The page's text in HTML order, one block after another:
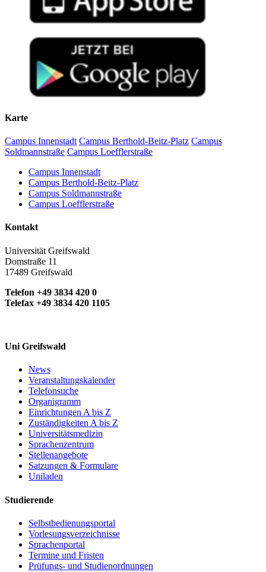
Karte
Campus Innenstadt Campus Berthold-Beitz-Platz Campus
Soldmannstraße Campus Loefflerstraße
Campus Innenstadt
Campus Berthold-Beitz-Platz
Campus Soldmannstraße
Campus Loefflerstraße
Kontakt
Universität Greifswald
Domstraße 11
17489 Greifswald
Telefon +49 3834 420 0
Telefax +49 3834 420 1105
Uni Greifswald
News
Veranstaltungskalender
Telefonsuche
Organigramm
Einrichtungen A bis Z
Zuständigkeiten A bis Z
Universitätsmedizin
Sprachenzentrum
Stellenangebote
Satzungen & Formulare
Uniladen
Studierende
Selbstbedienungsportal
Vorlesungsverzeichnisse
Sprachenportal
Termine und Fristen
Prüfungs- und Studienordnungen